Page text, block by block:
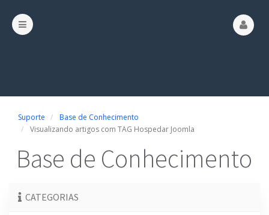
Suporte
Base de Conhecimento
Visualizando artigos com TAG Hospedar Joomla
Base de Conhecimento
CATEGORIAS